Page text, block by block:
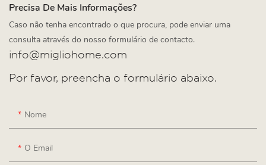
Precisa De Mais Informações?
Caso não tenha encontrado o que procura, pode enviar uma
consulta através do nosso formulário de contacto.
info@migliohome.com
Por favor, preencha o formulário abaixo.
Nome
O Email